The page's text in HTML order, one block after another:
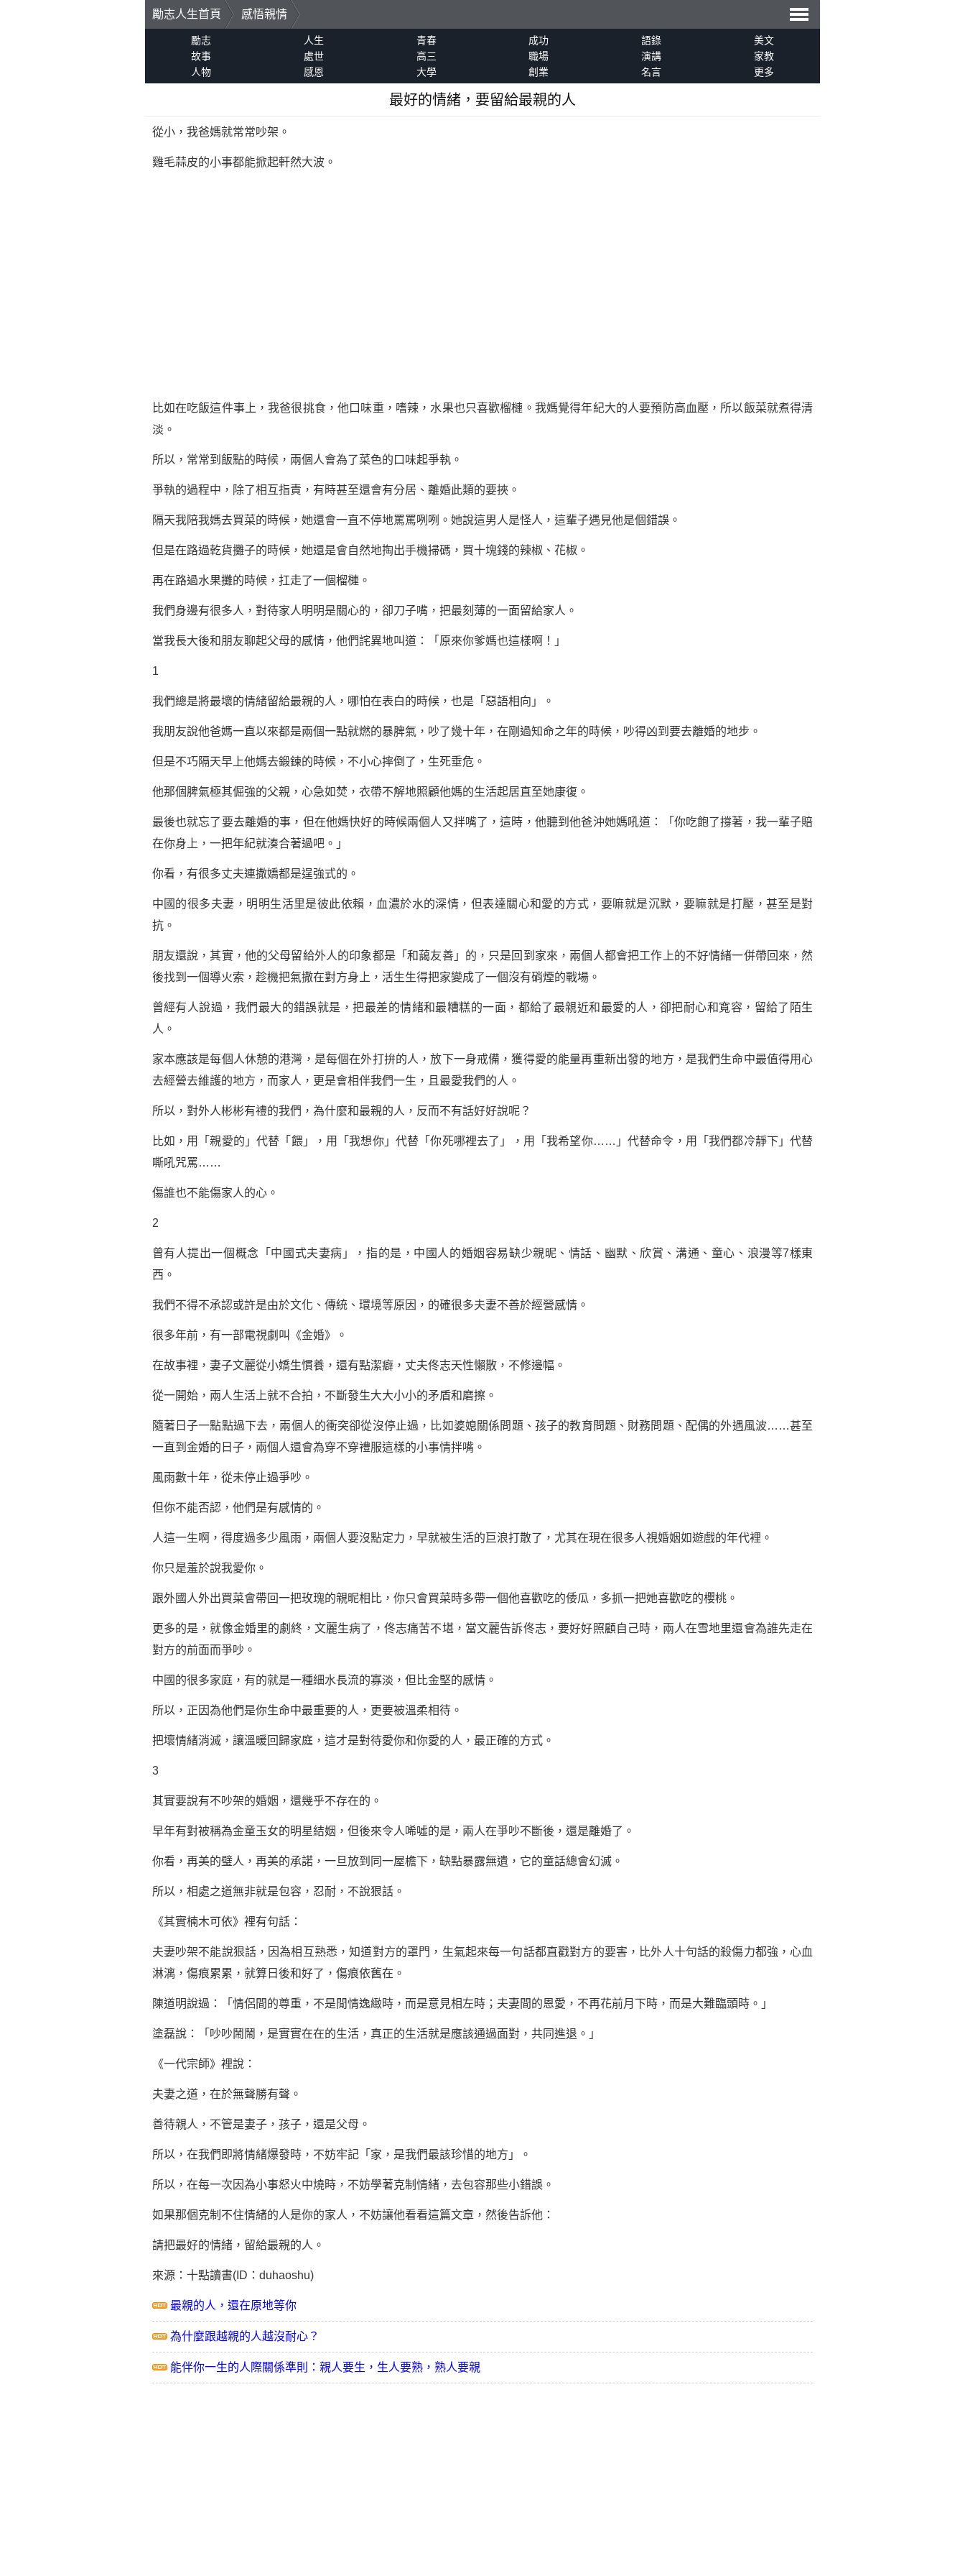
勵志人生首頁
感悟親情
導
勵志 人生 青春 成功 語錄
美文
故事
處世 高三 職場 演講
家教
人物
感恩 大學 創業 名言 更多
最好的情緒，要留給最親的人
從小，我爸媽就常常吵架。
雞毛蒜皮的小事都能掀起軒然大波。
比如在吃飯這件事上，我爸很挑食，他口味重，嗜辣，水果也只喜歡榴槤。我媽覺得年紀大的人要預防高血壓，所以飯菜就煮得清
淡。
所以，常常到飯點的時候，兩個人會為了菜色的口味起爭執。
爭執的過程中，除了相互指責，有時甚至還會有分居、離婚此類的要挾。
隔天我陪我媽去買菜的時候，她還會一直不停地罵罵咧咧。她說這男人是怪人，這輩子遇見他是個錯誤。
但是在路過乾貨攤子的時候，她還是會自然地掏出手機掃碼，買十塊錢的辣椒、花椒。
再在路過水果攤的時候，扛走了一個榴槤。
我們身邊有很多人，對待家人明明是關心的，卻刀子嘴，把最刻薄的一面留給家人。
當我長大後和朋友聊起父母的感情，他們詫異地叫道：「原來你爹媽也這樣啊！」
1
我們總是將最壞的情緒留給最親的人，哪怕在表白的時候，也是「惡語相向」。
我朋友說他爸媽一直以來都是兩個一點就燃的暴脾氣，吵了幾十年，在剛過知命之年的時候，吵得凶到要去離婚的地步。
但是不巧隔天早上他媽去鍛鍊的時候，不小心摔倒了，生死垂危。
他那個脾氣極其倔強的父親，心急如焚，衣帶不解地照顧他媽的生活起居直至她康復。
最後也就忘了要去離婚的事，但在他媽快好的時候兩個人又拌嘴了，這時，他聽到他爸沖她媽吼道：「你吃飽了撐著，我一輩子賠
在你身上，一把年紀就湊合著過吧。」
你看，有很多丈夫連撒嬌都是逞強式的。
中國的很多夫妻，明明生活里是彼此依賴，血濃於水的深情，但表達關心和愛的方式，要嘛就是沉默，要嘛就是打壓，甚至是對
抗。
朋友還說，其實，他的父母留給外人的印象都是「和藹友善」的，只是回到家來，兩個人都會把工作上的不好情緒一併帶回來，然
後找到一個導火索，趁機把氣撒在對方身上，活生生得把家變成了一個沒有硝煙的戰場。
曾經有人說過，我們最大的錯誤就是，把最差的情緒和最糟糕的一面，都給了最親近和最愛的人，卻把耐心和寬容，留給了陌生
人。
家本應該是每個人休憩的港灣，是每個在外打拚的人，放下一身戒備，獲得愛的能量再重新出發的地方，是我們生命中最值得用心
去經營去維護的地方，而家人，更是會相伴我們一生，且最愛我們的人。
所以，對外人彬彬有禮的我們，為什麼和最親的人，反而不有話好好說呢？
比如，用「親愛的」代替「餵」，用「我想你」代替「你死哪裡去了」，用「我希望你……」代替命令，用「我們都冷靜下」代替
嘶吼咒罵……
傷誰也不能傷家人的心。
2
曾有人提出一個概念「中國式夫妻病」，指的是，中國人的婚姻容易缺少親昵、情話、幽默、欣賞、溝通、童心、浪漫等7樣東
西。
我們不得不承認或許是由於文化、傳統、環境等原因，的確很多夫妻不善於經營感情。
很多年前，有一部電視劇叫《金婚》。
在故事裡，妻子文麗從小嬌生慣養，還有點潔癖，丈夫佟志天性懶散，不修邊幅。
從一開始，兩人生活上就不合拍，不斷發生大大小小的矛盾和磨擦。
隨著日子一點點過下去，兩個人的衝突卻從沒停止過，比如婆媳關係問題、孩子的教育問題、財務問題、配偶的外遇風波……甚至
一直到金婚的日子，兩個人還會為穿不穿禮服這樣的小事情拌嘴。
風雨數十年，從未停止過爭吵。
但你不能否認，他們是有感情的。
人這一生啊，得度過多少風雨，兩個人要沒點定力，早就被生活的巨浪打散了，尤其在現在很多人視婚姻如遊戲的年代裡。
你只是羞於說我愛你。
跟外國人外出買菜會帶回一把玫瑰的親昵相比，你只會買菜時多帶一個他喜歡吃的倭瓜，多抓一把她喜歡吃的櫻桃。
更多的是，就像金婚里的劇終，文麗生病了，佟志痛苦不堪，當文麗告訴佟志，要好好照顧自己時，兩人在雪地里還會為誰先走在
對方的前面而爭吵。
中國的很多家庭，有的就是一種細水長流的寡淡，但比金堅的感情。
所以，正因為他們是你生命中最重要的人，更要被溫柔相待。
把壞情緒消滅，讓溫暖回歸家庭，這才是對待愛你和你愛的人，最正確的方式。
3
其實要說有不吵架的婚姻，還幾乎不存在的。
早年有對被稱為金童玉女的明星結姻，但後來令人唏噓的是，兩人在爭吵不斷後，還是離婚了。
你看，再美的璧人，再美的承諾，一旦放到同一屋檐下，缺點暴露無遺，它的童話總會幻滅。
所以，相處之道無非就是包容，忍耐，不說狠話。
《其實楠木可依》裡有句話：
夫妻吵架不能說狠話，因為相互熟悉，知道對方的罩門，生氣起來每一句話都直戳對方的要害，比外人十句話的殺傷力都強，心血
淋漓，傷痕累累，就算日後和好了，傷痕依舊在。
陳道明說過：「情侶間的尊重，不是閒情逸緻時，而是意見相左時；夫妻間的恩愛，不再花前月下時，而是大難臨頭時。」
塗磊說：「吵吵鬧鬧，是實實在在的生活，真正的生活就是應該通過面對，共同進退。」
《一代宗師》裡說：
夫妻之道，在於無聲勝有聲。
善待親人，不管是妻子，孩子，還是父母。
所以，在我們即將情緒爆發時，不妨牢記「家，是我們最該珍惜的地方」。
所以，在每一次因為小事怒火中燒時，不妨學著克制情緒，去包容那些小錯誤。
如果那個克制不住情緒的人是你的家人，不妨讓他看看這篇文章，然後告訴他：
請把最好的情緒，留給最親的人。
來源：十點讀書(ID：duhaoshu)
最親的人，還在原地等你
為什麼跟越親的人越沒耐心？
能伴你一生的人際關係準則：親人要生，生人要熟，熟人要親